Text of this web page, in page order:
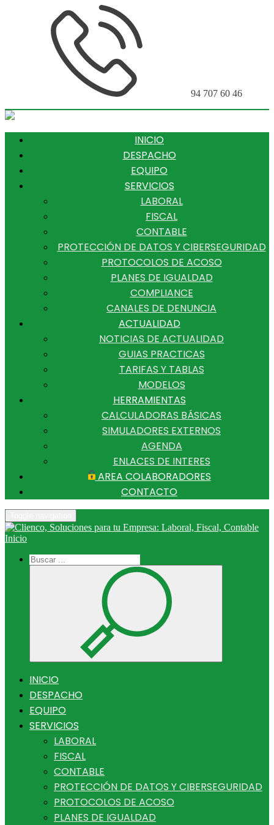
94 707 60 46
INICIO
DESPACHO
EQUIPO
SERVICIOS
LABORAL
FISCAL
CONTABLE
PROTECCIÓN DE DATOS Y CIBERSEGURIDAD
PROTOCOLOS DE ACOSO
PLANES DE IGUALDAD
COMPLIANCE
CANALES DE DENUNCIA
ACTUALIDAD
NOTICIAS DE ACTUALIDAD
GUIAS PRACTICAS
TARIFAS Y TABLAS
MODELOS
HERRAMIENTAS
CALCULADORAS BÁSICAS
SIMULADORES EXTERNOS
AGENDA
ENLACES DE INTERES
AREA COLABORADORES
CONTACTO
Inicio
INICIO
DESPACHO
EQUIPO
SERVICIOS
LABORAL
FISCAL
CONTABLE
PROTECCIÓN DE DATOS Y CIBERSEGURIDAD
PROTOCOLOS DE ACOSO
PLANES DE IGUALDAD